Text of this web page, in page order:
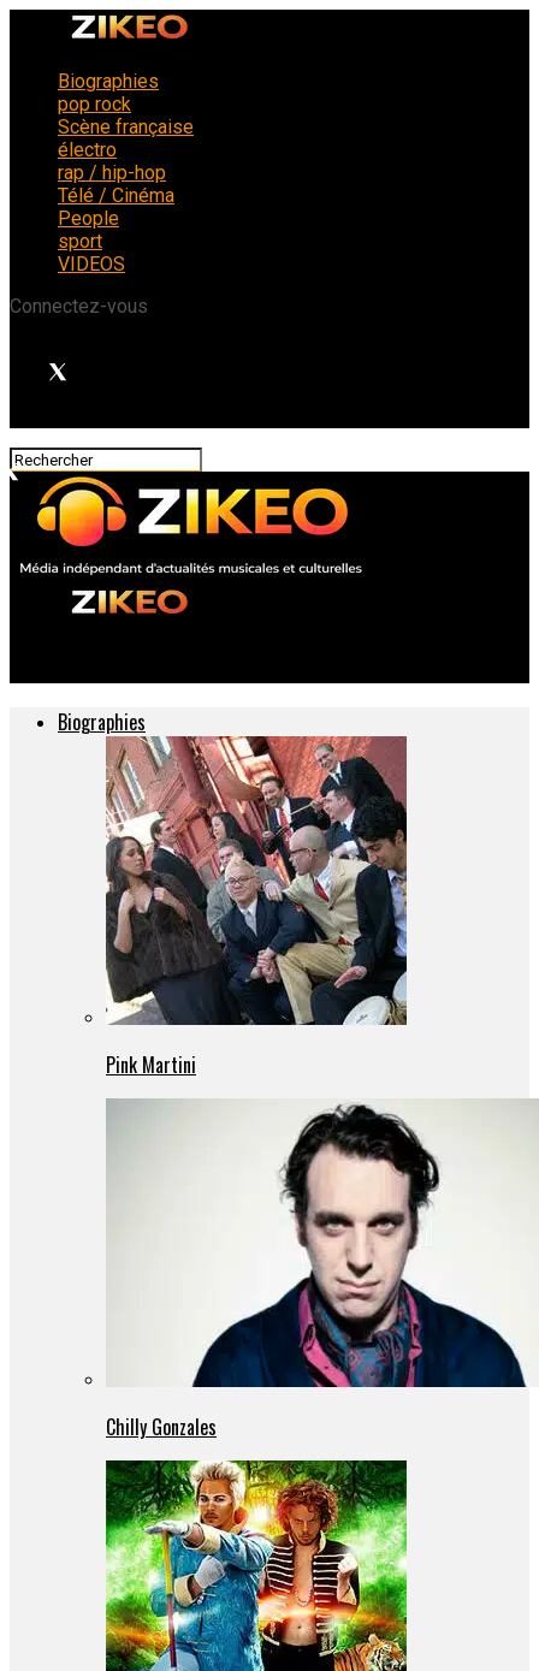
Biographies
pop rock
Scène française
électro
rap / hip-hop
Télé / Cinéma
People
sport
VIDEOS
Connectez-vous
Biographies
Pink Martini
Chilly Gonzales